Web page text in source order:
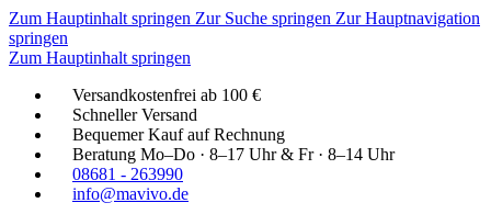
Zum Hauptinhalt springen Zur Suche springen Zur Hauptnavigation
springen
Zum Hauptinhalt springen
Versandkostenfrei ab 100 €
Schneller Versand
Bequemer Kauf auf Rechnung
Beratung Mo–Do · 8–17 Uhr & Fr · 8–14 Uhr
08681 - 263990
info@mavivo.de